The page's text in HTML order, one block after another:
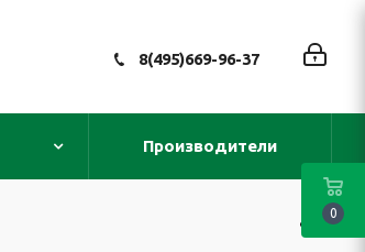
8(495)669-96-37
Производители
0